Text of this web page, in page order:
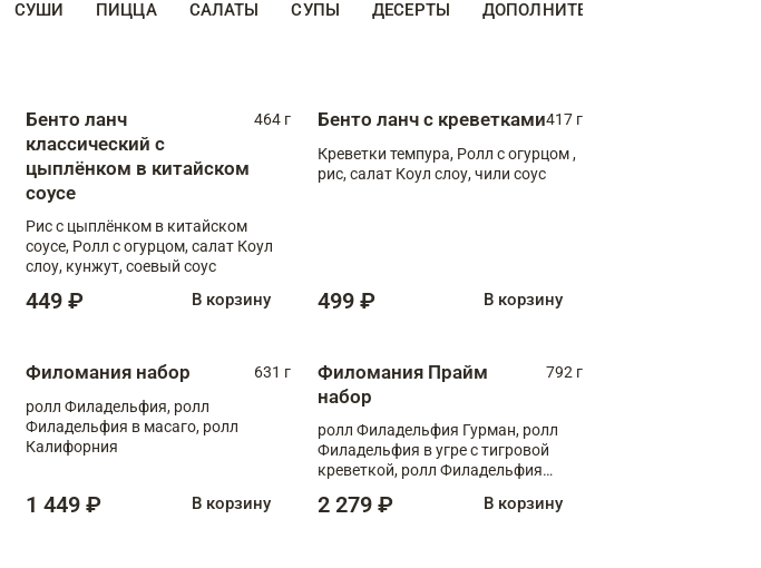
СУШИ ПИЦЦА САЛАТЫ СУПЫ ДЕСЕРТЫ ДОПОЛНИТЕЛЬНО
Бенто ланч
классический с
цыплёнком в китайском
соусе
464 г
Рис с цыплёнком в китайском
соусе, Ролл с огурцом, салат Коул
слоу, кунжут, соевый соус
449 ₽ В корзину
Бенто ланч с креветками417 г
Креветки темпура, Ролл с огурцом ,
рис, салат Коул слоу, чили соус
499 ₽ В корзину
Филомания набор
631 г
ролл Филадельфия, ролл
Филадельфия в масаго, ролл
Калифорния
1 449 ₽ В корзину
Филомания Прайм
набор
792 г
ролл Филадельфия Гурман, ролл
Филадельфия в угре с тигровой
креветкой, ролл Филадельфия
2 279 ₽ В корзину